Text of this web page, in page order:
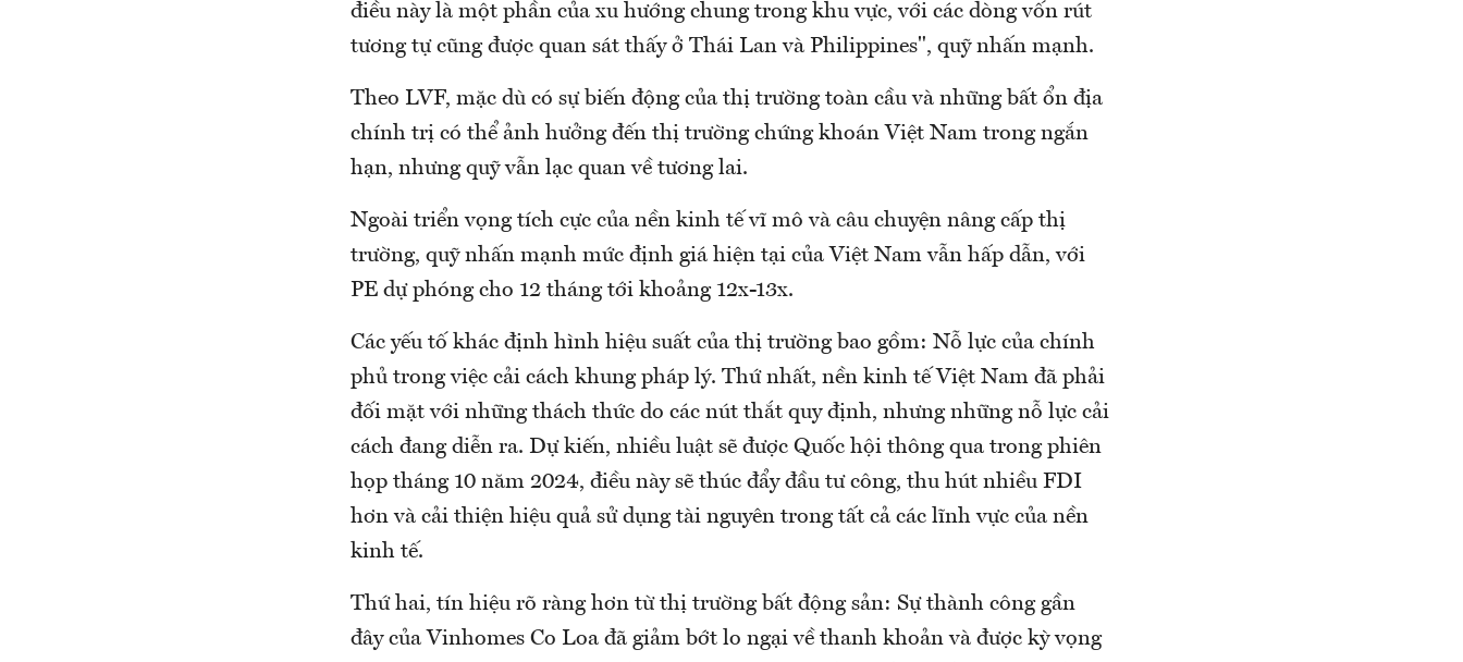
điều này là một phần của xu hướng chung trong khu vực, với các dòng vốn rút
tương tự cũng được quan sát thấy ở Thái Lan và Philippines", quỹ nhấn mạnh.
Theo LVF, mặc dù có sự biến động của thị trường toàn cầu và những bất ổn địa
chính trị có thể ảnh hưởng đến thị trường chứng khoán Việt Nam trong ngắn
hạn, nhưng quỹ vẫn lạc quan về tương lai.
Ngoài triển vọng tích cực của nền kinh tế vĩ mô và câu chuyện nâng cấp thị
trường, quỹ nhấn mạnh mức định giá hiện tại của Việt Nam vẫn hấp dẫn, với
PE dự phóng cho 12 tháng tới khoảng 12x-13x.
Các yếu tố khác định hình hiệu suất của thị trường bao gồm: Nỗ lực của chính
phủ trong việc cải cách khung pháp lý. Thứ nhất, nền kinh tế Việt Nam đã phải
đối mặt với những thách thức do các nút thắt quy định, nhưng những nỗ lực cải
cách đang diễn ra. Dự kiến, nhiều luật sẽ được Quốc hội thông qua trong phiên
họp tháng 10 năm 2024, điều này sẽ thúc đẩy đầu tư công, thu hút nhiều FDI
hơn và cải thiện hiệu quả sử dụng tài nguyên trong tất cả các lĩnh vực của nền
kinh tế.
Thứ hai, tín hiệu rõ ràng hơn từ thị trường bất động sản: Sự thành công gần
đây của Vinhomes Co Loa đã giảm bớt lo ngại về thanh khoản và được kỳ vọng